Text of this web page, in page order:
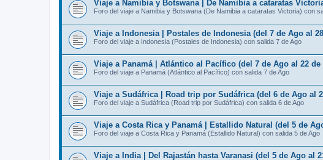
Viaje a Namibia y Botswana | De Namibia a cataratas
Foro del viaje a Namibia y Botswana (De Namibia a cataratas Victoria) con
Viaje a Indonesia | Postales de Indonesia (del 7 de Ago al
Foro del viaje a Indonesia (Postales de Indonesia) con salida 7 de Ago
Viaje a Panamá | Atlántico al Pacífico (del 7 de Ago al 22 de
Foro del viaje a Panamá (Atlántico al Pacífico) con salida 7 de Ago
Viaje a Sudáfrica | Road trip por Sudáfrica (del 6 de Ago al
Foro del viaje a Sudáfrica (Road trip por Sudáfrica) con salida 6 de Ago
Viaje a Costa Rica y Panamá | Estallido Natural (del 5 de
Foro del viaje a Costa Rica y Panamá (Estallido Natural) con salida 5 de Ago
Viaje a India | Del Rajastán hasta Varanasi (del 5 de Ago al